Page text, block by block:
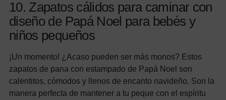
10. Zapatos cálidos para caminar con
diseño de Papá Noel para bebés y
niños pequeños
¡Un momento! ¿Acaso pueden ser más monos? Estos
zapatos de pana con estampado de Papá Noel son
calentitos, cómodos y llenos de encanto navideño. Son la
manera perfecta de mantener a tu peque con el espíritu